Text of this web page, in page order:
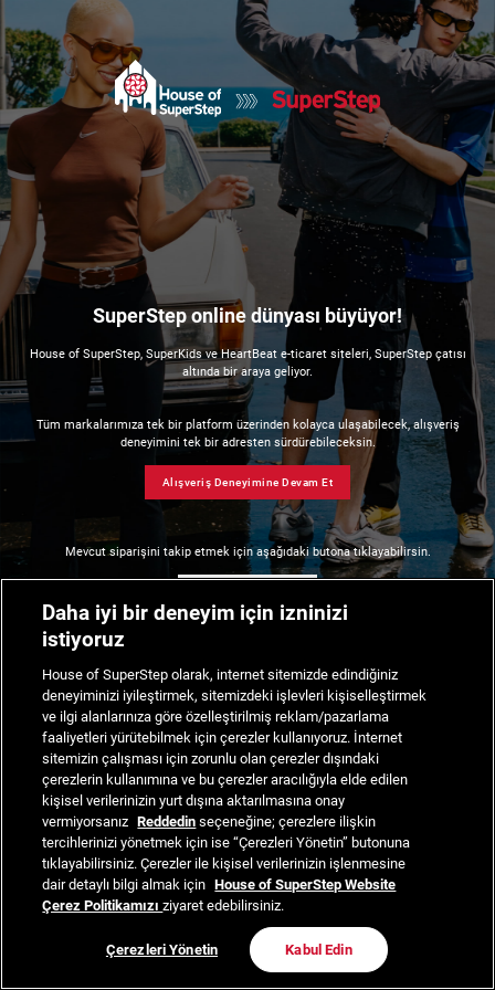
SuperStep online dünyası büyüyor!
House of SuperStep, SuperKids ve HeartBeat e-ticaret siteleri, SuperStep çatısı
altında bir araya geliyor.
Tüm markalarımıza tek bir platform üzerinden kolayca ulaşabilecek, alışveriş
deneyimini tek bir adresten sürdürebileceksin.
Alışveriş Deneyimine Devam Et
Mevcut siparişini takip etmek için aşağıdaki butona tıklayabilirsin.
Daha iyi bir deneyim için izninizi
istiyoruz
House of SuperStep olarak, internet sitemizde edindiğiniz
deneyiminizi iyileştirmek, sitemizdeki işlevleri kişiselleştirmek
ve ilgi alanlarınıza göre özelleştirilmiş reklam/pazarlama
faaliyetleri yürütebilmek için çerezler kullanıyoruz. İnternet
sitemizin çalışması için zorunlu olan çerezler dışındaki
çerezlerin kullanımına ve bu çerezler aracılığıyla elde edilen
kişisel verilerinizin yurt dışına aktarılmasına onay
vermiyorsanız Reddedin seçeneğine; çerezlere ilişkin
tercihlerinizi yönetmek için ise “Çerezleri Yönetin” butonuna
tıklayabilirsiniz. Çerezler ile kişisel verilerinizin işlenmesine
dair detaylı bilgi almak için House of SuperStep Website
Çerez Politikamızıziyaret edebilirsiniz.
Çerezleri Yönetin Kabul Edin